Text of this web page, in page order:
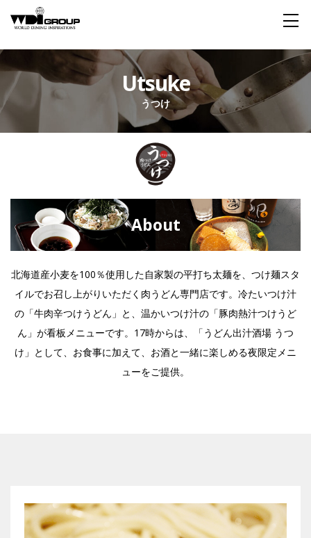
Home
About WDI
Company
企業概要 毎日生まれる物語
Social Responsibility
社会貢献活動
Sustainability
サステイナビリティ
Wedding
IR
Franchise
Utsuke
うつけ
About
北海道産小麦を100％使用した自家製の平打ち太麺を、つけ麺スタ
イルでお召し上がりいただく肉うどん専門店です。冷たいつけ汁
の「牛肉辛つけうどん」と、温かいつけ汁の「豚肉熱汁つけうど
ん」が看板メニューです。17時からは、「うどん出汁酒場 うつ
け」として、お食事に加えて、お酒と一緒に楽しめる夜限定メニ
ューをご提供。